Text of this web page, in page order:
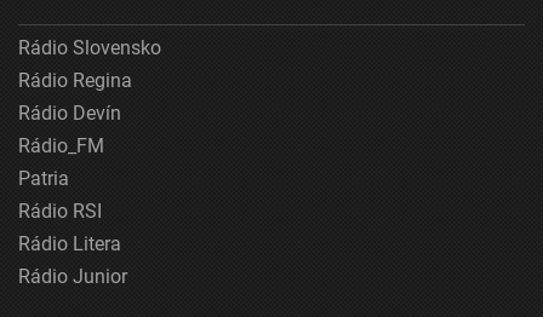
Rádio Slovensko
Rádio Regina
Rádio Devín
Rádio_FM
Patria
Rádio RSI
Rádio Litera
Rádio Junior